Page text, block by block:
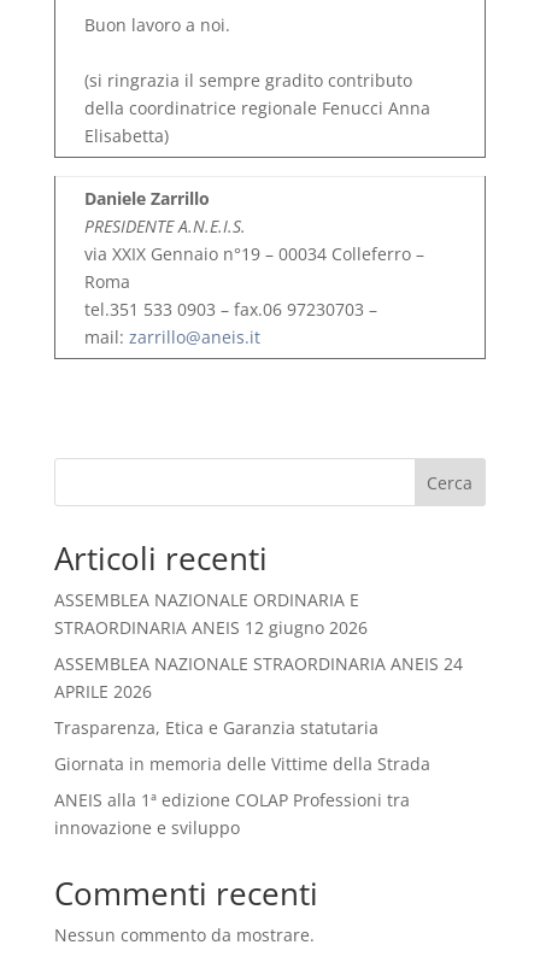
Buon lavoro a noi.
(si ringrazia il sempre gradito contributo
della coordinatrice regionale Fenucci Anna
Elisabetta)
Daniele Zarrillo
PRESIDENTE A.N.E.I.S.
via XXIX Gennaio n°19 – 00034 Colleferro –
Roma
tel.351 533 0903 – fax.06 97230703 –
mail: zarrillo@aneis.it
Cerca
Articoli recenti
ASSEMBLEA NAZIONALE ORDINARIA E
STRAORDINARIA ANEIS 12 giugno 2026
ASSEMBLEA NAZIONALE STRAORDINARIA ANEIS 24
APRILE 2026
Trasparenza, Etica e Garanzia statutaria
Giornata in memoria delle Vittime della Strada
ANEIS alla 1ª edizione COLAP Professioni tra
innovazione e sviluppo
Commenti recenti
Nessun commento da mostrare.